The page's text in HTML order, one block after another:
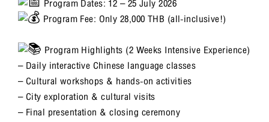
Program Dates: 12 – 25 July 2026
Program Fee: Only 28,000 THB (all-inclusive!)
Program Highlights (2 Weeks Intensive Experience)
– Daily interactive Chinese language classes
– Cultural workshops & hands-on activities
– City exploration & cultural visits
– Final presentation & closing ceremony